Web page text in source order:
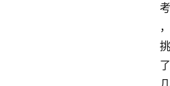
考
，
挑
了